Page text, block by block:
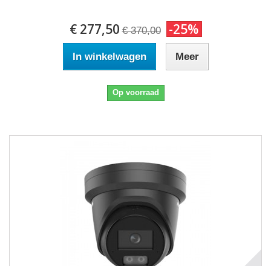
€ 277,50 € 370,00 -25%
In winkelwagen Meer
Op voorraad